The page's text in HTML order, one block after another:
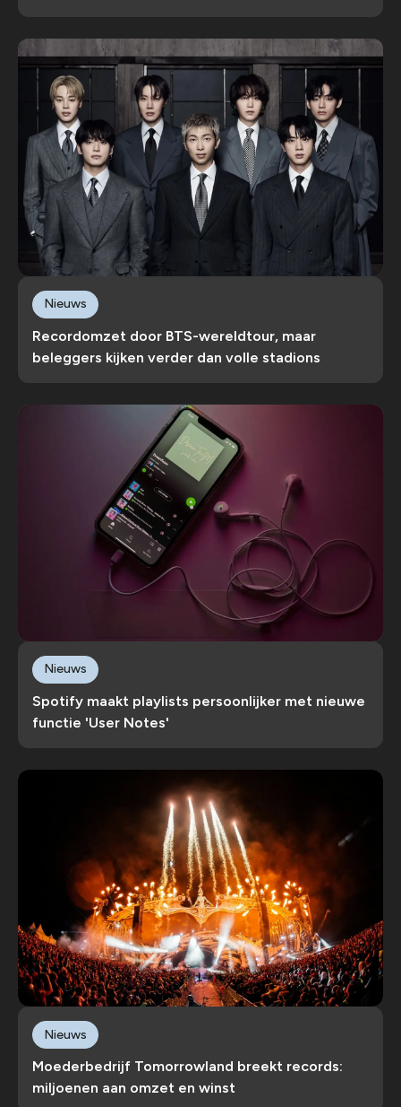
Recordomzet door BTS-wereldtour, maar
beleggers kijken verder dan volle stadions
Nieuws
Spotify maakt playlists persoonlijker met nieuwe
functie 'User Notes'
Nieuws
Moederbedrijf Tomorrowland breekt records:
miljoenen aan omzet en winst
Nieuws